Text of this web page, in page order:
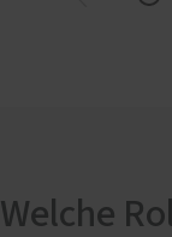
Welche